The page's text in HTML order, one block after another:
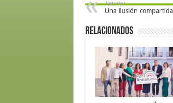
Anterior
Una ilusión compartida
Relacionados